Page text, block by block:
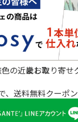
、送料無料クーポ